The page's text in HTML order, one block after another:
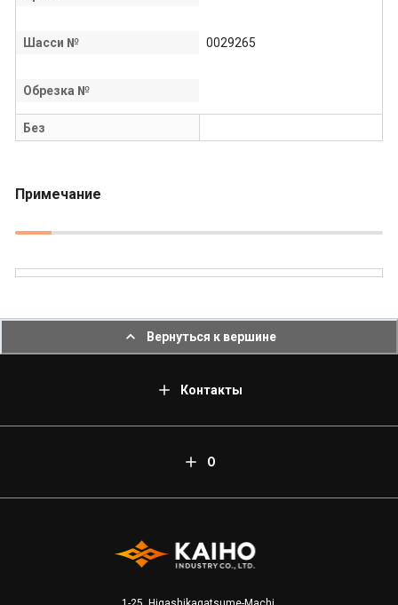
Шасси № 0029265
Обрезка №
Без
Примечание
Вернуться к вершине
Контакты
О